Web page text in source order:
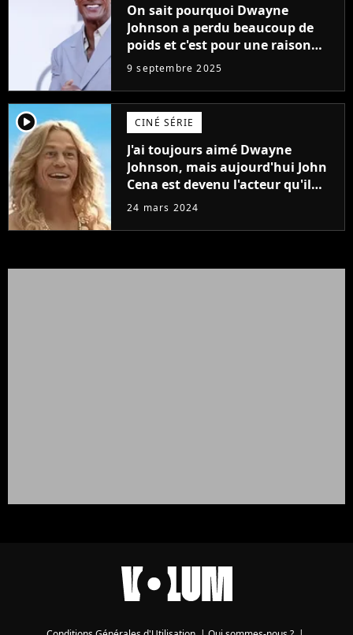
On sait pourquoi Dwayne
Johnson a perdu beaucoup de
poids et c'est pour une raison
importante
9 septembre 2025
player2 CINÉ SÉRIE
J'ai toujours aimé Dwayne
Johnson, mais aujourd'hui John
Cena est devenu l'acteur qu'il
rêvait d'être (et Ricky Stanicky le
24 mars 2024